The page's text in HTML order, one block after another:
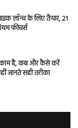
लॉन्च के लिए तैयार, 21
फीचर्स
काम है, कब और कैसे करें
जानते सही तरीका